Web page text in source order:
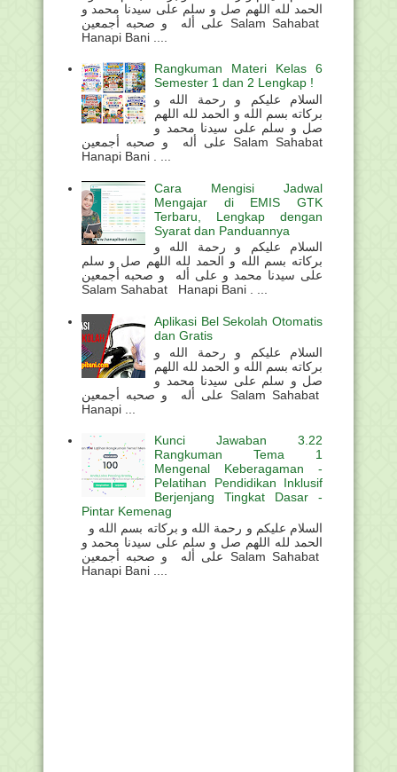
الحمد لله اللهم صل و سلم على سيدنا محمد و
على أله و صحبه أجمعين Salam Sahabat
Hanapi Bani ....
Rangkuman Materi Kelas 6
Semester 1 dan 2 Lengkap !
السلام عليكم و رحمة الله و
بركاته بسم الله و الحمد لله اللهم
صل و سلم على سيدنا محمد و
على أله و صحبه أجمعين Salam Sahabat
Hanapi Bani . ...
Cara Mengisi Jadwal
Mengajar di EMIS GTK
Terbaru, Lengkap dengan
Syarat dan Panduannya
السلام عليكم و رحمة الله و
بركاته بسم الله و الحمد لله اللهم صل و سلم
على سيدنا محمد و على أله و صحبه أجمعين
Salam Sahabat Hanapi Bani . ...
Aplikasi Bel Sekolah Otomatis
dan Gratis
السلام عليكم و رحمة الله و
بركاته بسم الله و الحمد لله اللهم
صل و سلم على سيدنا محمد و
على أله و صحبه أجمعين Salam Sahabat
Hanapi ...
Kunci Jawaban 3.22
Rangkuman Tema 1
Mengenal Keberagaman -
Pelatihan Pendidikan Inklusif
Berjenjang Tingkat Dasar -
Pintar Kemenag
الحمد لله اللهم صل و سلم على سيدنا محمد و
على أله و صحبه أجمعين Salam Sahabat
Hanapi Bani ....